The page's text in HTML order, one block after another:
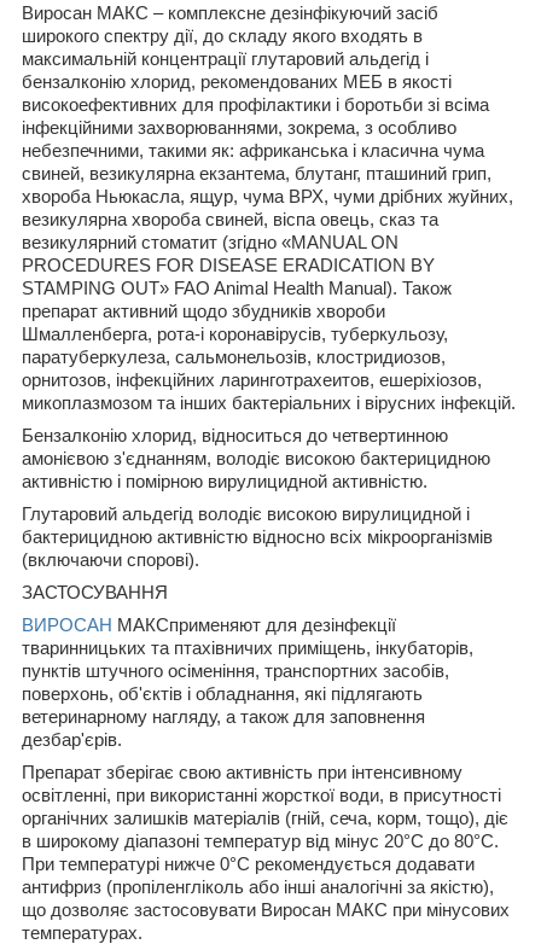
Виросан МАКС – комплексне дезінфікуючий засіб
широкого спектру дії, до складу якого входять в
максимальній концентрації глутаровий альдегід і
бензалконію хлорид, рекомендованих МЕБ в якості
високоефективних для профілактики і боротьби зі всіма
інфекційними захворюваннями, зокрема, з особливо
небезпечними, такими як: африканська і класична чума
свиней, везикулярна екзантема, блутанг, пташиний грип,
хвороба Ньюкасла, ящур, чума ВРХ, чуми дрібних жуйних,
везикулярна хвороба свиней, віспа овець, сказ та
везикулярний стоматит (згідно «MANUAL ON
PROCEDURES FOR DISEASE ERADICATION BY
STAMPING OUT» FAO Animal Health Manual). Також
препарат активний щодо збудників хвороби
Шмалленберга, рота-і коронавірусів, туберкульозу,
паратуберкулеза, сальмонельозів, клостридиозов,
орнитозов, інфекційних ларинготрахеитов, ешеріхіозов,
микоплазмозом та інших бактеріальних і вірусних інфекцій.
Бензалконію хлорид, відноситься до четвертинною
амонієвою з'єднанням, володіє високою бактерицидною
активністю і помірною вирулицидной активністю.
Глутаровий альдегід володіє високою вирулицидной і
бактерицидною активністю відносно всіх мікроорганізмів
(включаючи спорові).
ЗАСТОСУВАННЯ
ВИРОСАН МАКСприменяют для дезінфекції
тваринницьких та птахівничих приміщень, інкубаторів,
пунктів штучного осіменіння, транспортних засобів,
поверхонь, об'єктів і обладнання, які підлягають
ветеринарному нагляду, а також для заповнення
дезбар'єрів.
Препарат зберігає свою активність при інтенсивному
освітленні, при використанні жорсткої води, в присутності
органічних залишків матеріалів (гній, сеча, корм, тощо), діє
в широкому діапазоні температур від мінус 20°С до 80°С.
При температурі нижче 0°С рекомендується додавати
антифриз (пропіленгліколь або інші аналогічні за якістю),
що дозволяє застосовувати Виросан МАКС при мінусових
температурах.